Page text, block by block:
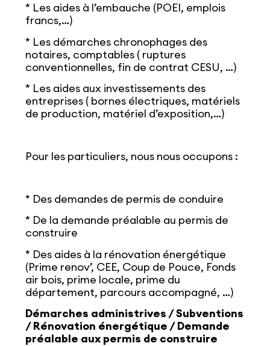
* Les aides à l’embauche (POEI, emplois
francs,…)
* Les démarches chronophages des
notaires, comptables ( ruptures
conventionnelles, fin de contrat CESU, …)
* Les aides aux investissements des
entreprises ( bornes électriques, matériels
de production, matériel d’exposition,…)
Pour les particuliers, nous nous occupons :
* Des demandes de permis de conduire
* De la demande préalable au permis de
construire
* Des aides à la rénovation énergétique
(Prime renov’, CEE, Coup de Pouce, Fonds
air bois, prime locale, prime du
département, parcours accompagné, …)
Démarches administrives / Subventions
/ Rénovation énergétique / Demande
préalable aux permis de construire